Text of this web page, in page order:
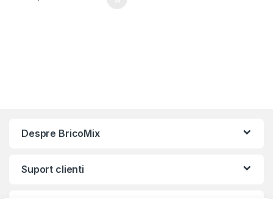
5 trepte de putere, Negru
Despre BricoMix
Suport clienti